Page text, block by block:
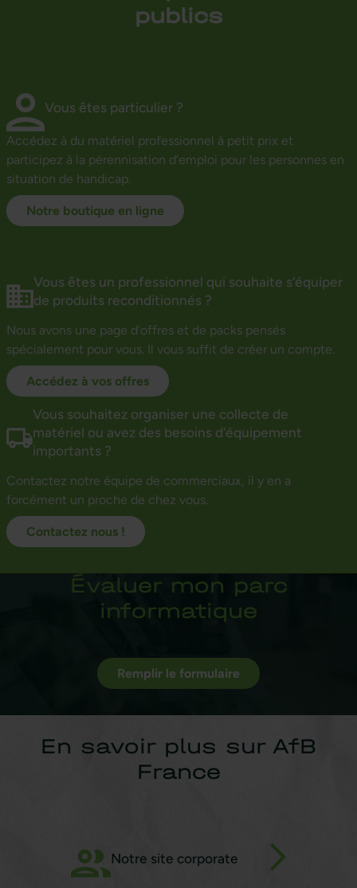
publics
Vous êtes particulier ?
Accédez à du matériel professionnel à petit prix et
participez à la pérennisation d’emploi pour les personnes en
situation de handicap.
Notre boutique en ligne
Vous êtes un professionnel qui souhaite s’équiper
de produits reconditionnés ?
Nous avons une page d’offres et de packs pensés
spécialement pour vous. Il vous suffit de créer un compte.
Accédez à vos offres
Vous souhaitez organiser une collecte de
matériel ou avez des besoins d’équipement
importants ?
Contactez notre équipe de commerciaux, il y en a
forcément un proche de chez vous.
Contactez nous !
Évaluer mon parc
informatique
Remplir le formulaire
En savoir plus sur AfB
France
Notre site corporate